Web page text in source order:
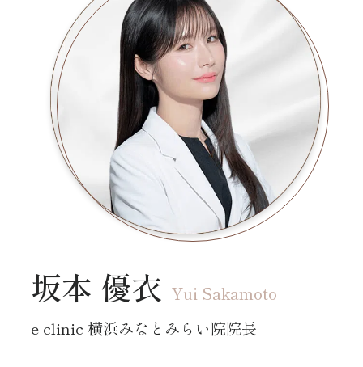
坂本 優衣 Yui Sakamoto
e clinic 横浜みなとみらい院院長